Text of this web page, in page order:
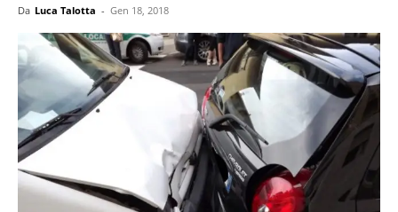
Da Luca Talotta - Gen 18, 2018